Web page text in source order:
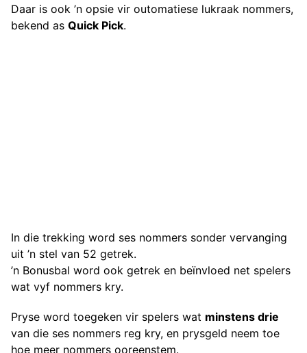
Daar is ook ’n opsie vir outomatiese lukraak nommers,
bekend as Quick Pick.
In die trekking word ses nommers sonder vervanging
uit ’n stel van 52 getrek.
’n Bonusbal word ook getrek en beïnvloed net spelers
wat vyf nommers kry.
Pryse word toegeken vir spelers wat minstens drie
van die ses nommers reg kry, en prysgeld neem toe
hoe meer nommers ooreenstem.